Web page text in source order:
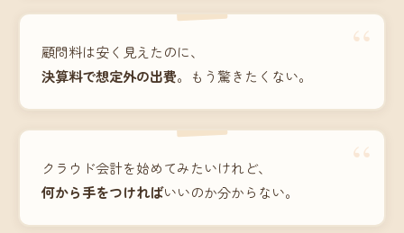
“
顧問料は安く見えたのに、
決算料で想定外の出費。もう驚きたくない。
“
クラウド会計を始めてみたいけれど、
何から手をつければいいのか分からない。